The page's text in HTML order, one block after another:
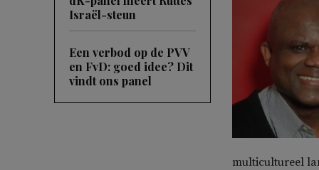
Israël-steun
Een verbod op de PVV
en FvD: goed idee? Dit
vindt ons panel
multicultureel